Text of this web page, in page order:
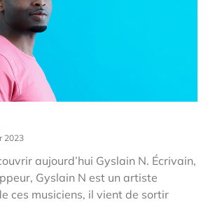
2023
aujourd’hui Gyslain N. Écrivain,
Gyslain N est un artiste
ces musiciens, il vient de sortir